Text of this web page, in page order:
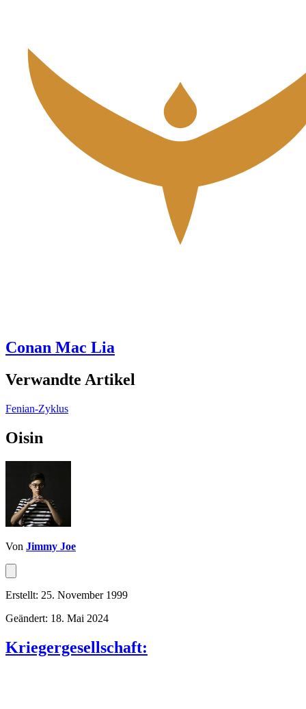
Conan Mac Lia
Verwandte Artikel
Fenian-Zyklus
Oisin
Von Jimmy Joe
Erstellt: 25. November 1999
Geändert: 18. Mai 2024
Kriegergesellschaft: